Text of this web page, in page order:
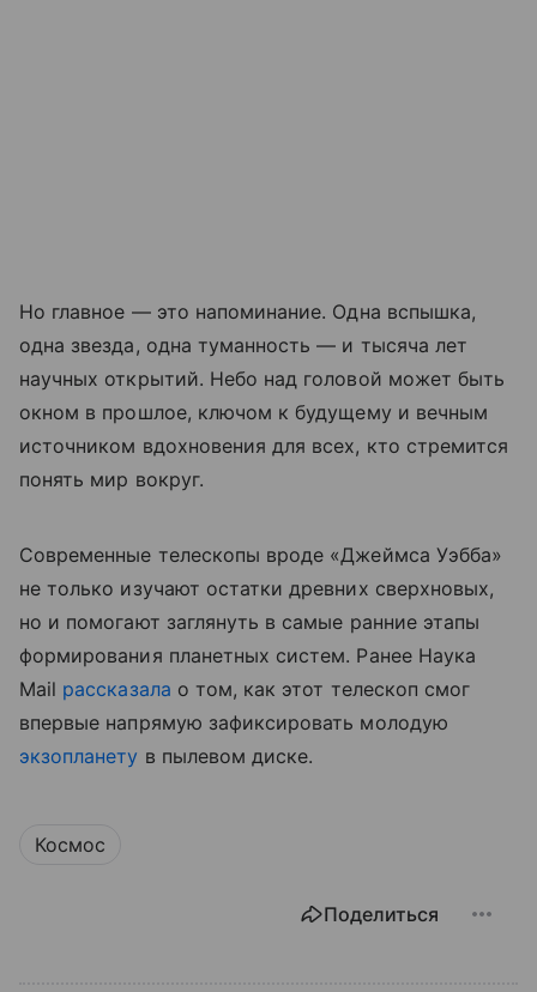
Но главное — это напоминание. Одна вспышка,
одна звезда, одна туманность — и тысяча лет
научных открытий. Небо над головой может быть
окном в прошлое, ключом к будущему и вечным
источником вдохновения для всех, кто стремится
понять мир вокруг.
Современные телескопы вроде «Джеймса Уэбба»
не только изучают остатки древних сверхновых,
но и помогают заглянуть в самые ранние этапы
формирования планетных систем. Ранее Наука
Mail рассказала о том, как этот телескоп смог
впервые напрямую зафиксировать молодую
экзопланету в пылевом диске.
Космос
Поделиться